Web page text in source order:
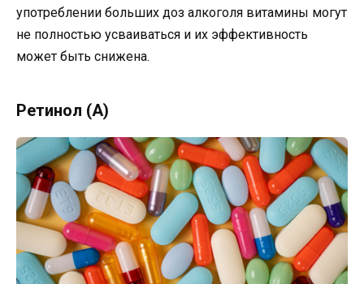
употреблении больших доз алкоголя витамины могут
не полностью усваиваться и их эффективность
может быть снижена.
Ретинол (A)